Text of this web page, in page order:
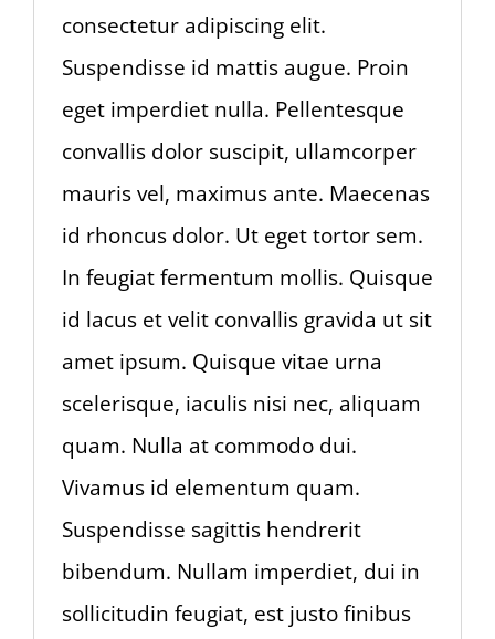
consectetur adipiscing elit.
Suspendisse id mattis augue. Proin
eget imperdiet nulla. Pellentesque
convallis dolor suscipit, ullamcorper
mauris vel, maximus ante. Maecenas
id rhoncus dolor. Ut eget tortor sem.
In feugiat fermentum mollis. Quisque
id lacus et velit convallis gravida ut sit
amet ipsum. Quisque vitae urna
scelerisque, iaculis nisi nec, aliquam
quam. Nulla at commodo dui.
Vivamus id elementum quam.
Suspendisse sagittis hendrerit
bibendum. Nullam imperdiet, dui in
sollicitudin feugiat, est justo finibus